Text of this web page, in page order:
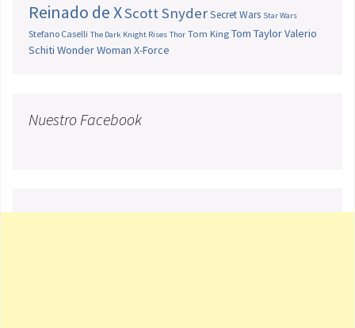
Reinado de XScott SnyderSecret Wars Star Wars
Stefano Caselli The Dark Knight Rises Thor Tom King Tom TaylorValerio
Schiti Wonder Woman X-Force
Nuestro Facebook